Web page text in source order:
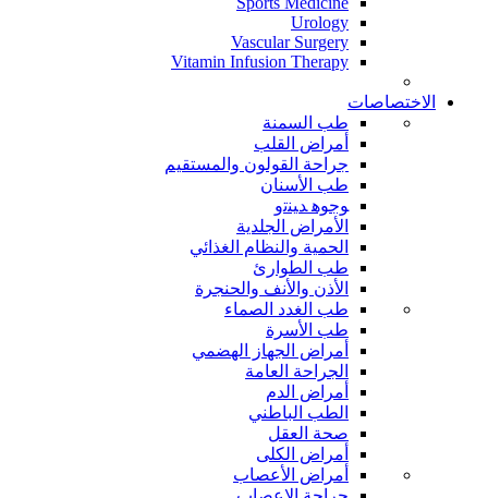
Urology
Vascular Surgery
Vitamin Infusion Therapy
الاختصاصات
طب السمنة
أمراض القلب
جراحة القولون والمستقيم
طب الأسنان
ﻮﺟﻮﻫ ﺪﻴﻨﺗﻭ
الأمراض الجلدية
الحمية والنظام الغذائي
طب الطوارئ
الأذن والأنف والحنجرة
طب الغدد الصماء
طب الأسرة
أمراض الجهاز الهضمي
الجراحة العامة
أمراض الدم
الطب الباطني
صحة العقل
أمراض الكلى
أمراض الأعصاب